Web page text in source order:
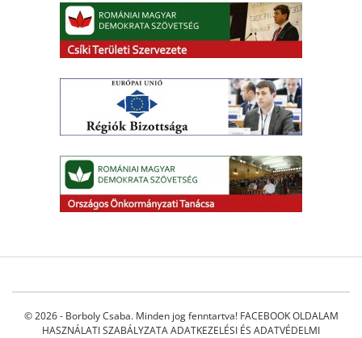
© 2026 - Borboly Csaba. Minden jog fenntartva! FACEBOOK OLDALAM
HASZNÁLATI SZABÁLYZATAADATKEZELÉSI ÉS ADATVÉDELMI